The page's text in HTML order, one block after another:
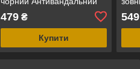
479₴
Купити
549